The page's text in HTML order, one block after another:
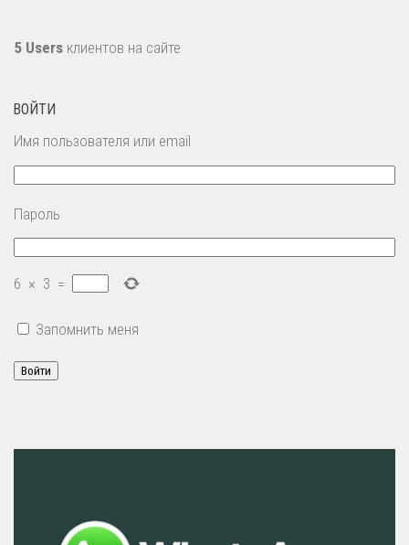
5 Users клиентов на сайте
ВОЙТИ
Имя пользователя или email
Пароль
6 × 3 =
Запомнить меня
Войти